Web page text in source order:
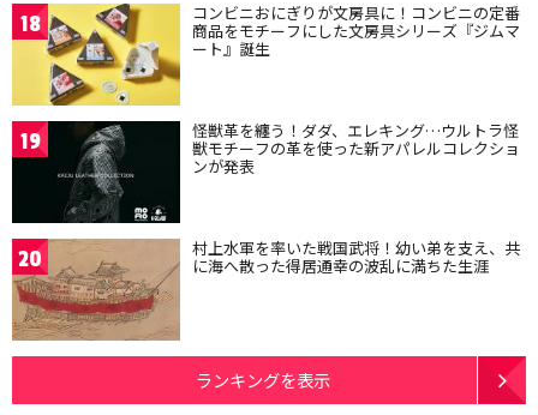
18 コンビニおにぎりが文房具に！コンビニの定番
商品をモチーフにした文房具シリーズ『ジムマ
ート』誕生
19 怪獣革を纏う！ダダ、エレキング…ウルトラ怪
獣モチーフの革を使った新アパレルコレクショ
ンが発表
20 村上水軍を率いた戦国武将！幼い弟を支え、共
に海へ散った得居通幸の波乱に満ちた生涯
ランキングを表示